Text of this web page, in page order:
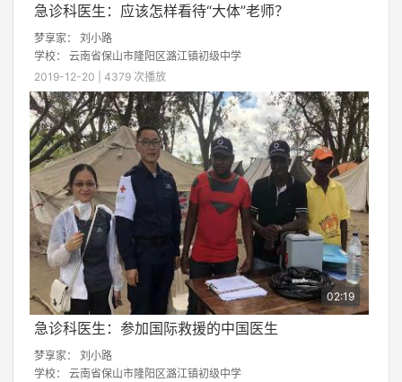
急诊科医生：应该怎样看待“大体”老师？
梦享家： 刘小路
学校： 云南省保山市隆阳区潞江镇初级中学
2019-12-20 | 4379 次播放
02:19
急诊科医生：参加国际救援的中国医生
梦享家： 刘小路
学校： 云南省保山市隆阳区潞江镇初级中学